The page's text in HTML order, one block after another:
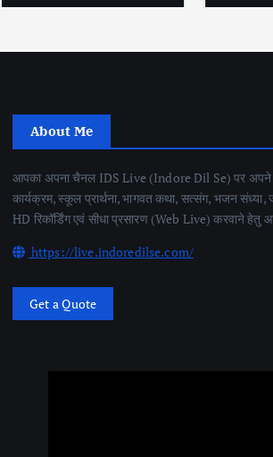
About Me
आपका अपना चैनल IDS Live (Indore Dil Se) पर अपने
कार्यक्रम, स्कूल प्रार्थना, भागवत कथा, सत्संग, भजन संध्या,
HD रिकॉर्डिंग एवं सीधा प्रसारण (Web Live) करवाने हेतु
https://live.indoredilse.com/
Get a Quote